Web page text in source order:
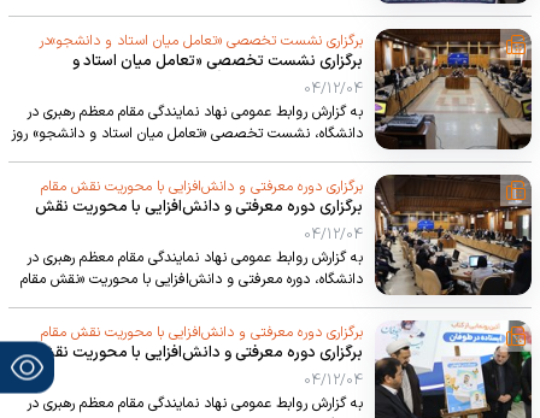
مختلف مردم که با ایمان و عشق به ولایت، برای ابراز همدردی
و تجدید میثاق گرد هم آمدند.
برگزاری نشست تخصصی «تعامل میان استاد و دانشجو»در
ستاد دانشگاه
برگزاری نشست تخصصی «تعامل میان استاد و
دانشجو»در ستاد دانشگاه
04/12/04
به گزارش روابط عمومی نهاد نمایندگی مقام معظم رهبری در
دانشگاه، نشست تخصصی «تعامل میان استاد و دانشجو» روز
انضباطی و تحولات اخیر مرتبط با محیط دانشگاه، در سالن
EDC ستاد دانشگاه برگزار شد.
برگزاری دوره معرفتی و دانش‌افزایی با محوریت نقش مقام
معظم رهبری در تحولات معاصر جهان (ویژه اساتید و اعضای
هیئت علمی)
برگزاری دوره معرفتی و دانش‌افزایی با محوریت نقش
مقام معظم رهبری در تحولات معاصر جهان (ویژه اساتید
و اعضای هیئت علمی)
04/12/04
به گزارش روابط عمومی نهاد نمایندگی مقام معظم رهبری در
دانشگاه، دوره معرفتی و دانش‌افزایی با محوریت «نقش مقام
شنبه ۱۸ بهمن‌ماه ۱۴۰۴ با حضور مسئولان استانی و
دانشگاهی، اساتید و اعضای هیئت علمی، در سالن EDC ستاد
دانشگاه علوم پزشکی برگزار شد.
برگزاری دوره معرفتی و دانش‌افزایی با محوریت نقش مقام
معظم رهبری در تحولات معاصر جهان
برگزاری دوره معرفتی و دانش‌افزایی با محوریت نقش
مقام معظم رهبری در تحولات معاصر جهان
04/12/04
به گزارش روابط عمومی نهاد نمایندگی مقام معظم رهبری در